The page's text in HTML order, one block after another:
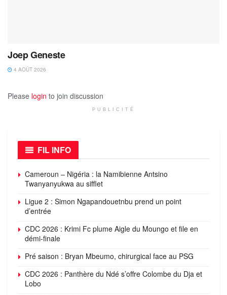
Joep Geneste
4 AOÛT 2026
Please login to join discussion
PUBLICITÉ
FIL INFO
Cameroun – Nigéria : la Namibienne Antsino
Twanyanyukwa au sifflet
Ligue 2 : Simon Ngapandouetnbu prend un point
d’entrée
CDC 2026 : Krimi Fc plume Aigle du Moungo et file en
démi-finale
Pré saison : Bryan Mbeumo, chirurgical face au PSG
CDC 2026 : Panthère du Ndé s’offre Colombe du Dja et
Lobo